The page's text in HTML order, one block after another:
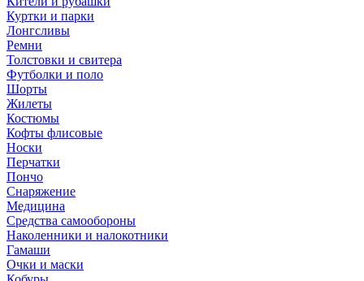
Куртки и парки
Лонгсливы
Ремни
Толстовки и свитера
Футболки и поло
Шорты
Жилеты
Костюмы
Кофты флисовые
Носки
Перчатки
Пончо
Снаряжение
Медицина
Средства самообороны
Наколенники и налокотники
Гамаши
Очки и маски